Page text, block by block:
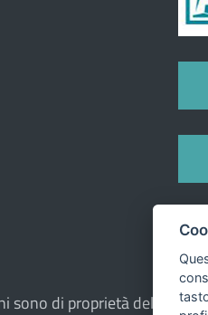
sono di proprietà del